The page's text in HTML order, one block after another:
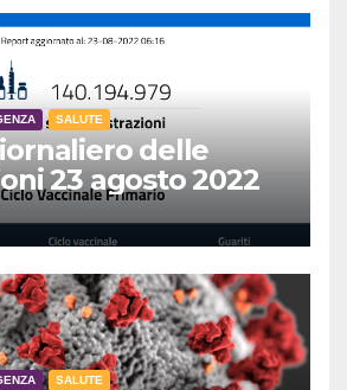
SALUTE
delle
23 agosto 2022
SALUTE